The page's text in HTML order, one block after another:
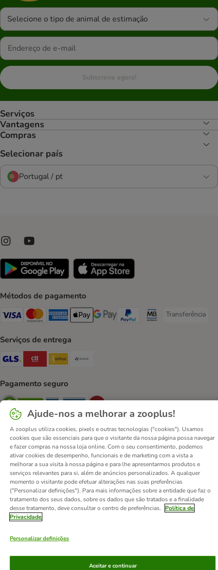
Selecione o tipo de animal de estimação
Subscreva agora!
Serviços
Vantagens
Compras
Selecionar país
Portugal / pt
Métodos de pagamento
Visa Payment Method
Mastercard Payment Method
American Express Payment Method
Apple Pay Payment Method
Google Pay Payment Method
PayPal Payment Method
Multibanco Payment
Transferência
Transferência
Serviços de entrega
GLS Shipping Method
CTTExpress Shipping Method
InPost Shipping Method
Pagamento seguro
Security Security Security
Contactos Custos de envio
Aviso legal
Condições gerais de utilização
Formulário de retratação
Métodos de pagamento
Quem somos DSA
Emprego
Política de privacidade
Website Corporativo
Declaração de acessibilidade
© zooplus SE2026
Ajude-nos a melhorar a zooplus!
A zooplus utiliza cookies, pixels e outras tecnologias ("cookies"). Usamos
cookies que são essenciais para que o visitante da nossa página possa navegar
e fazer compras na nossa loja online. Com o seu consentimento, podemos
ativar cookies de desempenho, funcionais e de marketing com a vista a
melhorar a sua visita à nossa página e para lhe apresentarmos produtos e
serviços relevantes para si, além de anúncios personalizados. A qualquer
momento o visitante pode efetuar alterações nas suas preferências
("Personalizar definições"). Para mais informações sobre a entidade que faz o
tratamento dos seus dados, sobre os dados que são tratados e a finalidade
desse tratamento, deve consultar o centro de preferências.
Política de
Privacidade
Personalizar definições
Aceitar e continuar